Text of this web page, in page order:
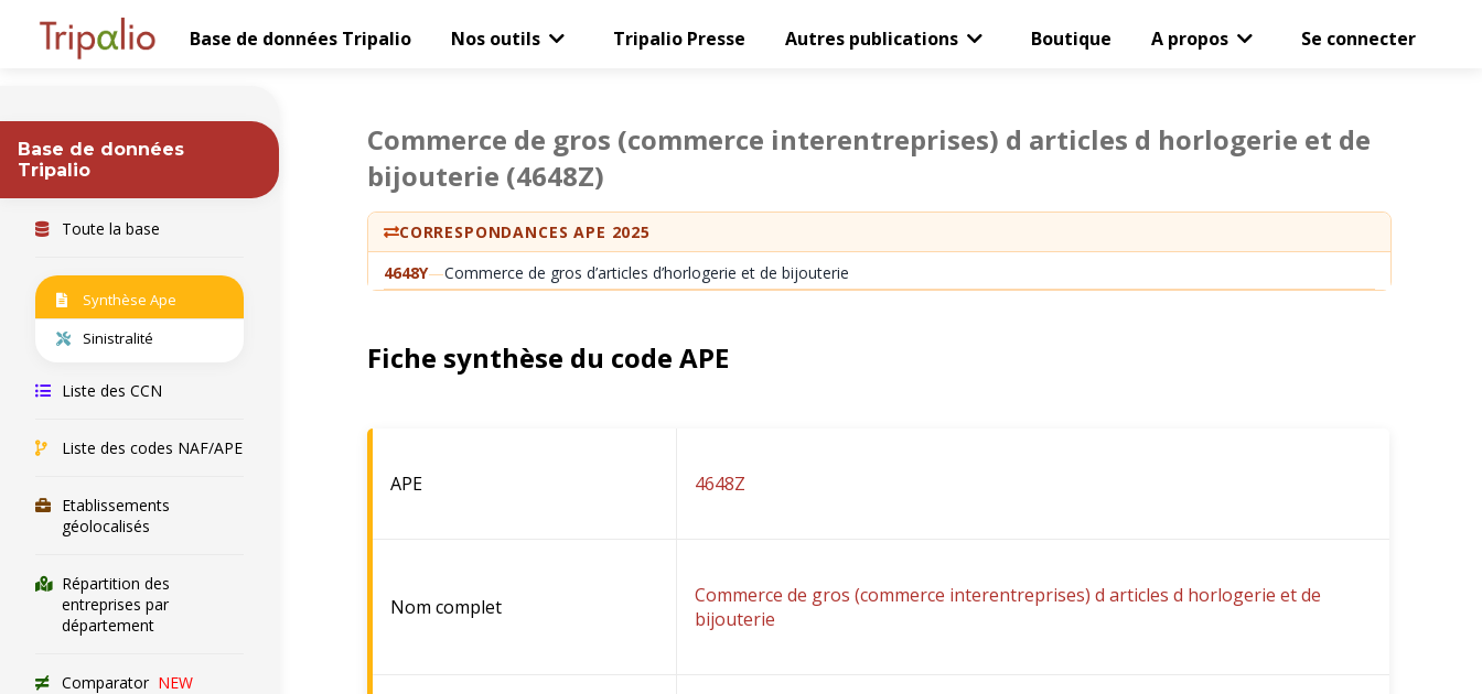
Base de données Tripalio Nos outils Tripalio Presse Autres publications Boutique A propos Se connecter
Base de données
Tripalio
Toute la base
Synthèse Ape
Sinistralité
Liste des CCN
Liste des codes NAF/APE
Etablissements
géolocalisés
Répartition des
entreprises par
département
Comparator NEW
Commerce de gros (commerce interentreprises) d articles d horlogerie et de
bijouterie (4648Z)
CORRESPONDANCES APE 2025
4648Y—Commerce de gros d’articles d’horlogerie et de bijouterie
Fiche synthèse du code APE
APE 4648Z
Nom complet
Commerce de gros (commerce interentreprises) d articles d horlogerie et de
bijouterie